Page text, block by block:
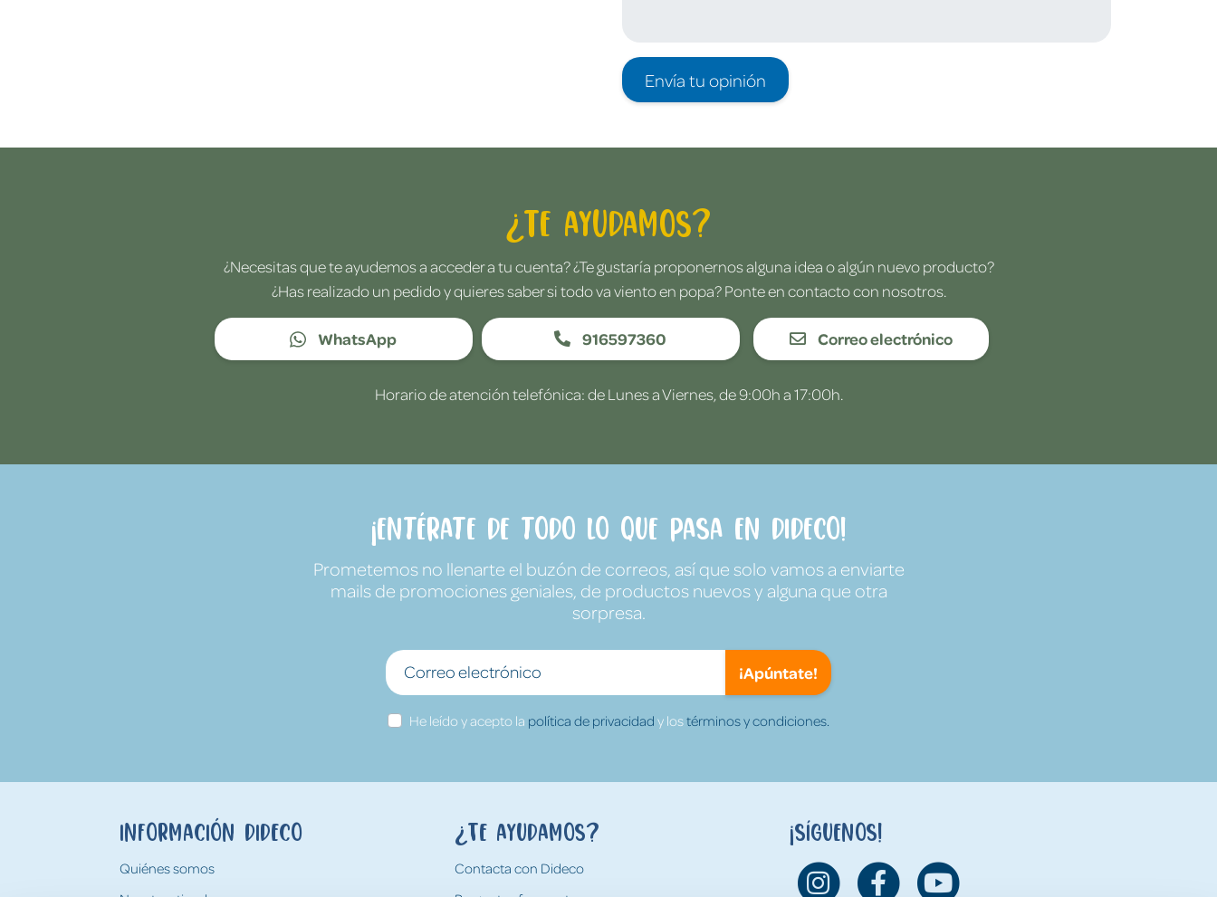
Envía tu opinión
¿Te ayudamos?
¿Necesitas que te ayudemos a acceder a tu cuenta? ¿Te gustaría proponernos alguna idea o algún nuevo producto?
¿Has realizado un pedido y quieres saber si todo va viento en popa? Ponte en contacto con nosotros.
WhatsApp 916597360 Correo electrónico
Horario de atención telefónica: de Lunes a Viernes, de 9:00h a 17:00h.
¡Entérate de todo lo que pasa en Dideco!
Prometemos no llenarte el buzón de correos, así que solo vamos a enviarte
mails de promociones geniales, de productos nuevos y alguna que otra
sorpresa.
¡Apúntate!
He leído y acepto la política de privacidad y lostérminos y condiciones.
Información Dideco
Quiénes somos
¿Te ayudamos?
Contacta con Dideco
¡Síguenos!